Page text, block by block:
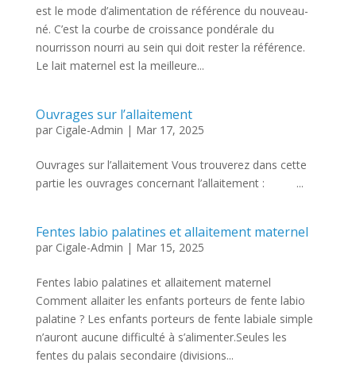
est le mode d’alimentation de référence du nouveau-
né. C’est la courbe de croissance pondérale du
nourrisson nourri au sein qui doit rester la référence.
Le lait maternel est la meilleure...
Ouvrages sur l’allaitement
par Cigale-Admin | Mar 17, 2025
Ouvrages sur l’allaitement Vous trouverez dans cette
partie les ouvrages concernant l’allaitement : ...
Fentes labio palatines et allaitement maternel
par Cigale-Admin | Mar 15, 2025
Fentes labio palatines et allaitement maternel
Comment allaiter les enfants porteurs de fente labio
palatine ? Les enfants porteurs de fente labiale simple
n’auront aucune difficulté à s’alimenter.Seules les
fentes du palais secondaire (divisions...